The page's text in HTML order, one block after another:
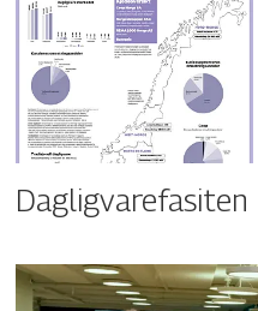
Dagligvarefasiten